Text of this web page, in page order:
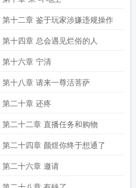
第十二章 鉴于玩家涉嫌违规操作
第十四章 总会遇见烂俗的人
第十六章 宁清
第十八章 请来一尊活菩萨
第二十章 还疼
第二十二章 直播任务和购物
第二十四章 颜煜你终于想通了
第二十六章 邀请